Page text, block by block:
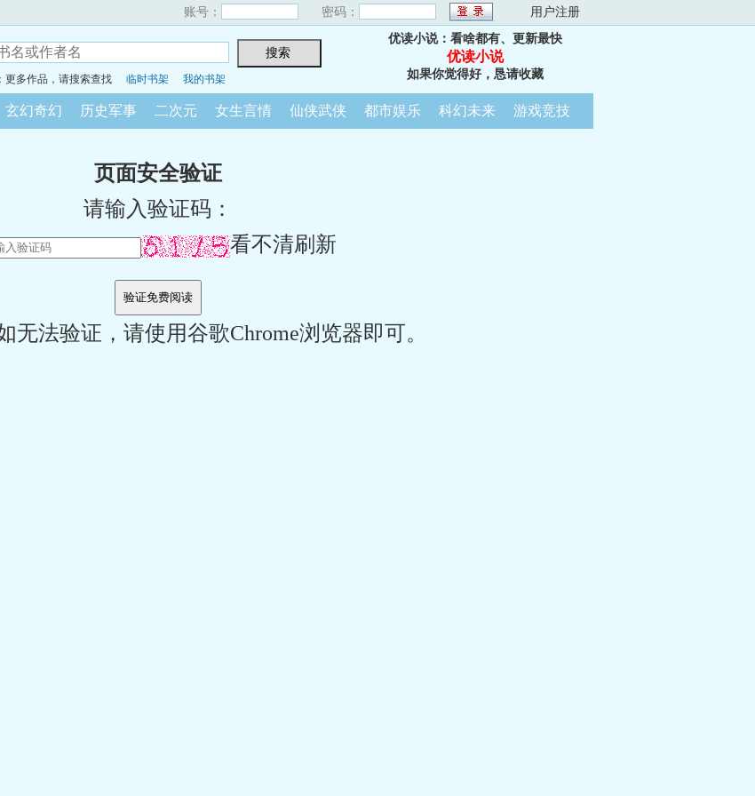
账号： 密码： 用户注册
更多作品，请搜索查找 临时书架 我的书架
优读小说：看啥都有、更新最快
优读小说
如果你觉得好，恳请收藏
玄幻奇幻 历史军事 二次元 女生言情 仙侠武侠 都市娱乐 科幻未来 游戏竞技
页面安全验证
请输入验证码：
看不清刷新
无法验证，请使用谷歌Chrome浏览器即可。